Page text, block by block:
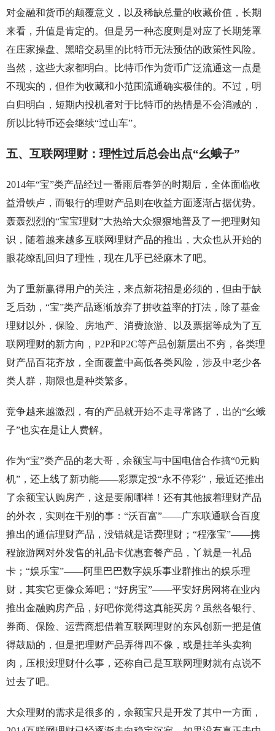
对金融和货币的颠覆意义，以及稀缺总量的收藏价值，长期
来看，升值是肯定的。但是另一种态度则是对应了长期笼罩
在庄家操盘、黑暗交易里的比特币无法预估的政策性风险。
当然，这些大家都明白。比特币作为货币广泛流通这一点是
不现实的，但作为收藏和小范围流通确实极佳的。不过，明
白归明白，短期内投机者对于比特币的热情是不会消减的，
所以比特币还会继续“过山车”。
五、互联网理财：理性过后总会出点“幺蛾子”
2014年“宝”类产品经过一番雨后春笋的时期后，全体面临收
益滑铁卢，而银行的理财产品则在收益方面逐渐占据优势。
轰轰烈烈的“宝宝理财”大热给大众狠狠地普及了一把理财知
识，随着越来越多互联网理财产品的推出，大众也从开始的
眼花缭乱回归了理性，现在几乎已经麻木了吧。
为了重新赢得用户的关注，来点新花招是必须的，但由于缺
乏后劲，“宝”类产品逐渐放弃了拼收益率的打法，除了基金
理财以外，保险、房地产、消费旅游、以及票据等成为了互
联网理财的新方向，P2P和P2C等产品创新层出不穷，各类理
财产品百花齐放，全面覆盖中高低各类风险，涉及中老少各
类人群，期限也是种类繁多。
竞争越来越激烈，有的产品就开始不走寻常路了，出的“幺蛾
子”也实在是让人费解。
作为“宝”类产品的老大哥，余额宝与中国电信合作搞“0元购
机”，还上线了新功能——彩票定投“永不停彩”，最近还推出
了余额宝认购房产，这是要闹哪样！还有其他披着理财产品
的外衣，实则在干别的事：“沃百富”——广东联通联合百度
推出的通信理财产品，没错就是话费理财；“程涨宝”——携
程旅游网对外发售的礼品卡优惠套餐产品，丫就是一礼品
卡；“娱乐宝”——阿里巴巴数字娱乐事业群推出的娱乐理
财，其实它更像众筹吧；“好房宝”——平安好房网将在业内
推出金融购房产品，好吧你觉得这真能买房？虽然各银行、
券商、保险、运营商想借着互联网理财的东风创新一把是值
得鼓励的，但是把理财产品弄得四不像，或是挂羊头卖狗
肉，压根没理财什么事，还称自己是互联网理财就有点说不
过去了吧。
大众理财的需求是很多的，余额宝只是开发了其中一方面，